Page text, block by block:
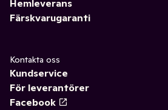
Hemleverans
Färskvarugaranti
Kontakta oss
Kundservice
För leverantörer
Facebook